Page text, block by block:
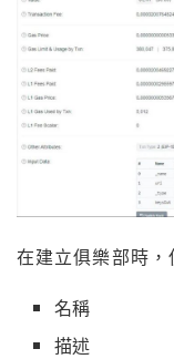
在建立俱樂部時，
名稱
描述